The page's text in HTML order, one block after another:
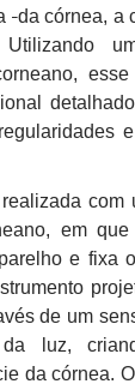
da córnea, a
esse
com
em
e fixa
de um
luz,
da córnea.